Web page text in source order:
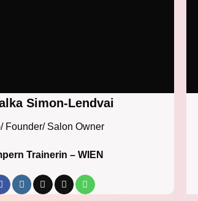
Simon-Lendvai
Founder/ Salon Owner
Trainerin – WIEN